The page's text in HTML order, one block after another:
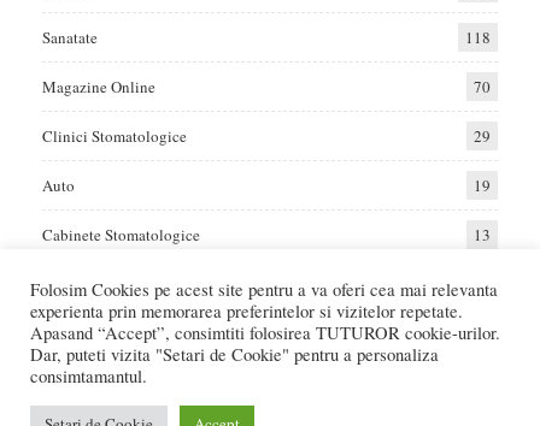
Sanatate 118
Magazine Online 70
Clinici Stomatologice 29
Auto 19
Cabinete Stomatologice 13
Home Auto Diverse Sanatate
Va raportam cele mai bune oferte de servicii si produse din Romania. Recenzii
Folosim Cookies pe acest site pentru a va oferi cea mai relevanta
experienta prin memorarea preferintelor si vizitelor repetate.
Apasand “Accept”, consimtiti folosirea TUTUROR cookie-urilor.
Dar, puteti vizita "Setari de Cookie" pentru a personaliza
consimtamantul.